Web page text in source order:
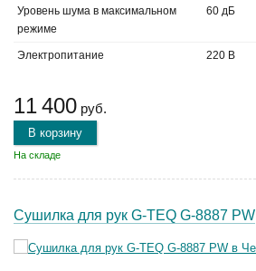
Уровень шума в максимальном
режиме
60 дБ
Электропитание 220 В
11 400 руб.
В корзину
На складе
Сушилка для рук G-TEQ G-8887 PW